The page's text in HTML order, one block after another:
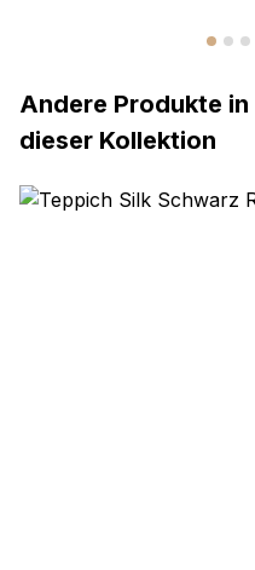
Andere Produkte in
dieser Kollektion